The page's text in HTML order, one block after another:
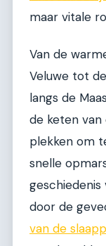
maar vitale
Van de
Veluwe tot
langs de
de keten van
plekken om
snelle
door de
van de